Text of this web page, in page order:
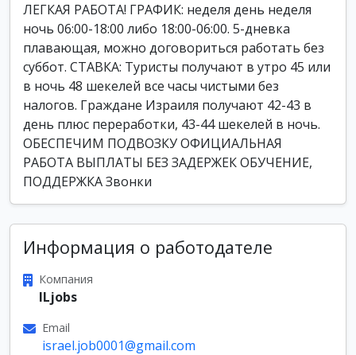
ЛЕГКАЯ РАБОТА! ГРАФИК: неделя день неделя
ночь 06:00-18:00 либо 18:00-06:00. 5-дневка
плавающая, можно договориться работать без
суббот. СТАВКА: Туристы получают в утро 45 или
в ночь 48 шекелей все часы чистыми без
налогов. Граждане Израиля получают 42-43 в
день плюс переработки, 43-44 шекелей в ночь.
ОБЕСПЕЧИМ ПОДВОЗКУ ОФИЦИАЛЬНАЯ
РАБОТА ВЫПЛАТЫ БЕЗ ЗАДЕРЖЕК ОБУЧЕНИЕ,
ПОДДЕРЖКА Звонки
Информация о работодателе
Компания
ILjobs
Email
israel.job0001@gmail.com